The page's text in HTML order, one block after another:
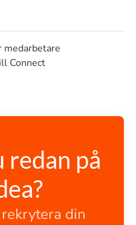
medarbetare
Connect
redan på
din